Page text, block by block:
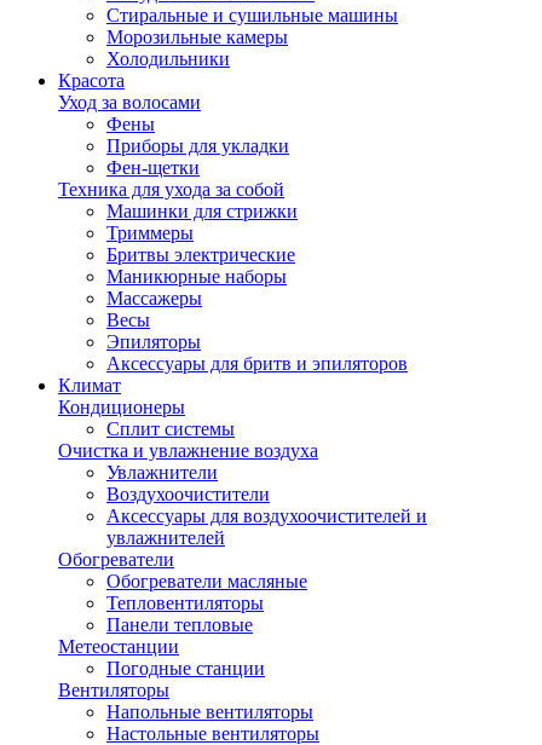
Стиральные и сушильные машины
Морозильные камеры
Холодильники
Красота
Уход за волосами
Фены
Приборы для укладки
Фен-щетки
Техника для ухода за собой
Машинки для стрижки
Триммеры
Бритвы электрические
Маникюрные наборы
Массажеры
Весы
Эпиляторы
Аксессуары для бритв и эпиляторов
Климат
Кондиционеры
Сплит системы
Очистка и увлажнение воздуха
Увлажнители
Воздухоочистители
Аксессуары для воздухоочистителей и
увлажнителей
Обогреватели
Обогреватели масляные
Тепловентиляторы
Панели тепловые
Метеостанции
Погодные станции
Вентиляторы
Напольные вентиляторы
Настольные вентиляторы